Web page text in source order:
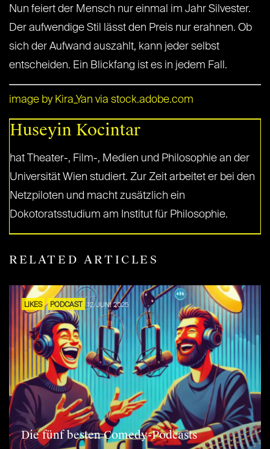
Nun feiert der Mensch nur einmal im Jahr Silvester.
Der aufwendige Stil lässt den Preis nur erahnen. Ob
sich der Aufwand auszahlt, kann jeder selbst
entscheiden. Ein Blickfang ist es in jedem Fall.
image by Kira_Yan via stock.adobe.com
Huseyin Kocintar
hat Theater-, Film-, Medien und Philosophie an der
Universität Wien studiert. Zur Zeit arbeitet er bei den
Netzpiloten und macht zusätzlich ein
Dokotoratsstudium am Institut für Philosophie.
RELATED ARTICLES
LIKES PODCAST 12. JUNI 2025
Die fünf besten Comedy-Podcasts